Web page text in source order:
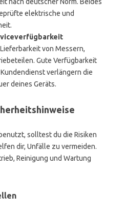
elektrische und
von Messern,
Gute Verfügbarkeit
verlängern die
deines Geräts.
solltest du die Risiken
dir, Unfälle zu vermeiden.
Reinigung und Wartung